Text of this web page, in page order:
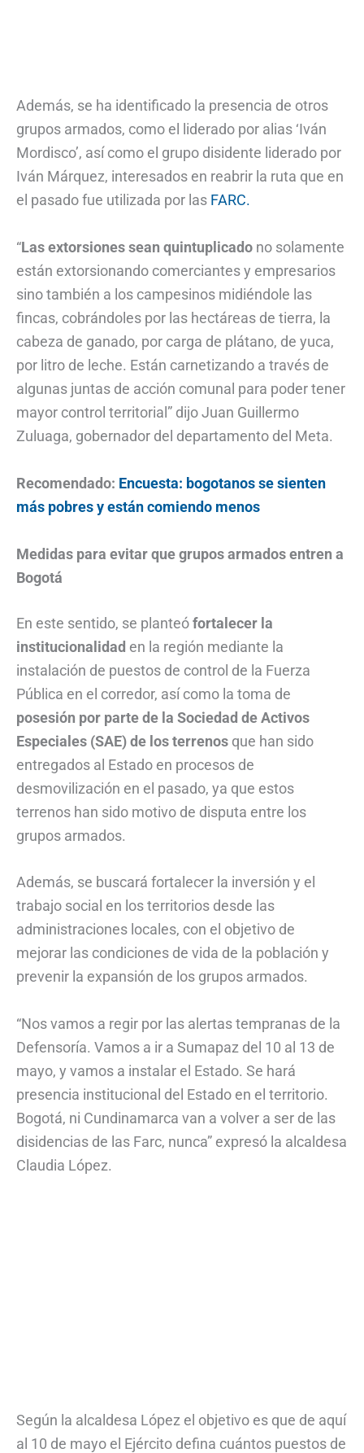
Además, se ha identificado la presencia de otros
grupos armados, como el liderado por alias ‘Iván
Mordisco’, así como el grupo disidente liderado por
Iván Márquez, interesados en reabrir la ruta que en
el pasado fue utilizada por las FARC.
“Las extorsiones sean quintuplicado no solamente
están extorsionando comerciantes y empresarios
sino también a los campesinos midiéndole las
fincas, cobrándoles por las hectáreas de tierra, la
cabeza de ganado, por carga de plátano, de yuca,
por litro de leche. Están carnetizando a través de
algunas juntas de acción comunal para poder tener
mayor control territorial” dijo Juan Guillermo
Zuluaga, gobernador del departamento del Meta.
Recomendado: Encuesta: bogotanos se sienten
más pobres y están comiendo menos
Medidas para evitar que grupos armados entren a
Bogotá
En este sentido, se planteófortalecer la
institucionalidad en la región mediante la
instalación de puestos de control de la Fuerza
Pública en el corredor, así como la toma de
posesión por parte de la Sociedad de Activos
Especiales (SAE) de los terrenos que han sido
entregados al Estado en procesos de
desmovilización en el pasado, ya que estos
terrenos han sido motivo de disputa entre los
grupos armados.
Además, se buscará fortalecer la inversión y el
trabajo social en los territorios desde las
administraciones locales, con el objetivo de
mejorar las condiciones de vida de la población y
prevenir la expansión de los grupos armados.
“Nos vamos a regir por las alertas tempranas de la
Defensoría. Vamos a ir a Sumapaz del 10 al 13 de
mayo, y vamos a instalar el Estado. Se hará
presencia institucional del Estado en el territorio.
Bogotá, ni Cundinamarca van a volver a ser de las
disidencias de las Farc, nunca” expresó la alcaldesa
Claudia López.
Según la alcaldesa López el objetivo es que de aquí
al 10 de mayo el Ejército defina cuántos puestos de